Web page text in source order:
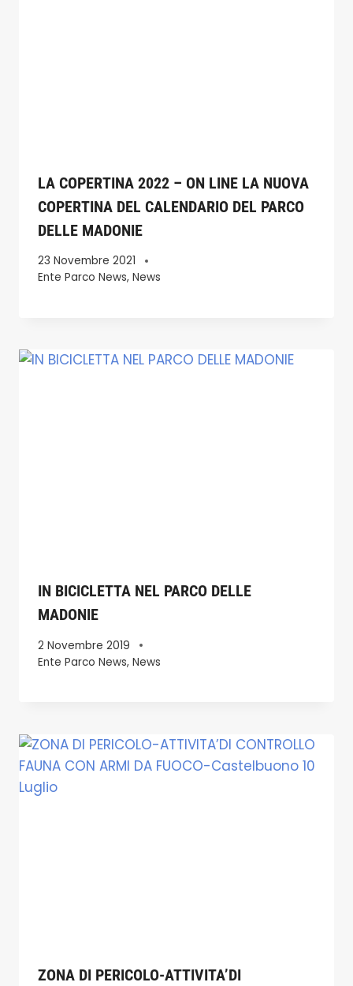
LA COPERTINA 2022 – ON LINE LA NUOVA
COPERTINA DEL CALENDARIO DEL PARCO
DELLE MADONIE
23 Novembre 2021
Ente Parco News, News
IN BICICLETTA NEL PARCO DELLE
MADONIE
2 Novembre 2019
Ente Parco News, News
ZONA DI PERICOLO-ATTIVITA’DI